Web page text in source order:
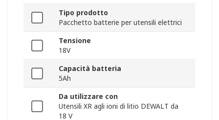
Tipo prodotto
Pacchetto batterie per utensili elettrici
Tensione
18V
Capacità batteria
5Ah
Da utilizzare con
Utensili XR agli ioni di litio DEWALT da
18 V